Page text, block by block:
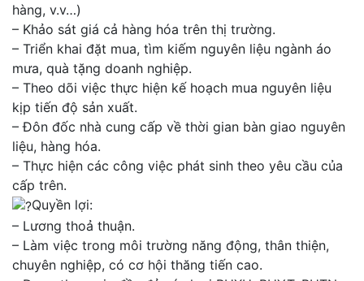
hàng, v.v…)
– Khảo sát giá cả hàng hóa trên thị trường.
– Triển khai đặt mua, tìm kiếm nguyên liệu ngành áo
mưa, quà tặng doanh nghiệp.
– Theo dõi việc thực hiện kế hoạch mua nguyên liệu
kịp tiến độ sản xuất.
– Đôn đốc nhà cung cấp về thời gian bàn giao nguyên
liệu, hàng hóa.
– Thực hiện các công việc phát sinh theo yêu cầu của
cấp trên.
Quyền lợi:
– Lương thoả thuận.
– Làm việc trong môi trường năng động, thân thiện,
chuyên nghiệp, có cơ hội thăng tiến cao.